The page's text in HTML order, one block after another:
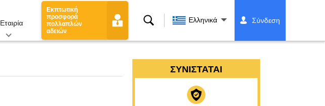
Εταιρία
Εκπτωτική
προσφορά
πολλαπλών
αδειών
Αναζήτηση Ελληνικά Σύνδεση
ΣΥΝΙΣΤΆΤΑΙ